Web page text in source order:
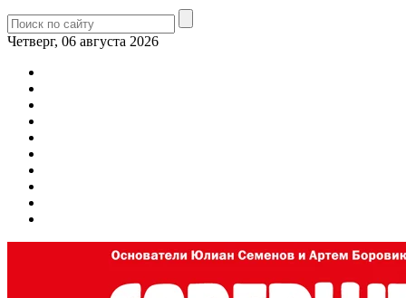
Четверг, 06 августа 2026